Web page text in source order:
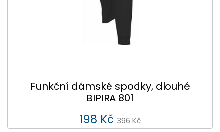
Funkční dámské spodky, dlouhé
BIPIRA 801
198 Kč 396 Kč